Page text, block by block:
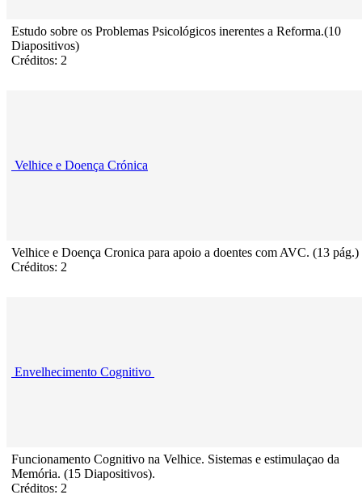
Estudo sobre os Problemas Psicológicos inerentes a Reforma.(10
Diapositivos)
Créditos: 2
Velhice e Doença Crónica
Velhice e Doença Cronica para apoio a doentes com AVC. (13 pág.)
Créditos: 2
Envelhecimento Cognitivo
Funcionamento Cognitivo na Velhice. Sistemas e estimulaçao da
Memória. (15 Diapositivos).
Créditos: 2